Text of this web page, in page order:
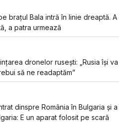
brațul Bala intră în linie dreaptă. A
a patra urmează
dronelor rusești: „Rusia își va
să ne readaptăm”
dinspre România în Bulgaria și a
E un aparat folosit pe scară